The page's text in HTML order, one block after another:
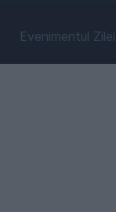
Evenimentul